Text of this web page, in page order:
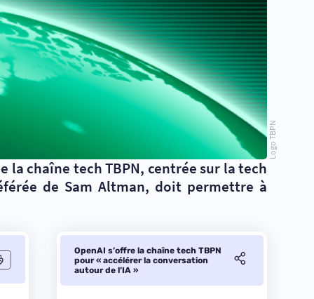
Logo TBPN
la chaîne tech TBPN, centrée sur la tech
de Sam Altman, doit permettre à
OpenAI s’offre la chaîne tech TBPN
pour « accélérer la conversation
autour de l’IA »